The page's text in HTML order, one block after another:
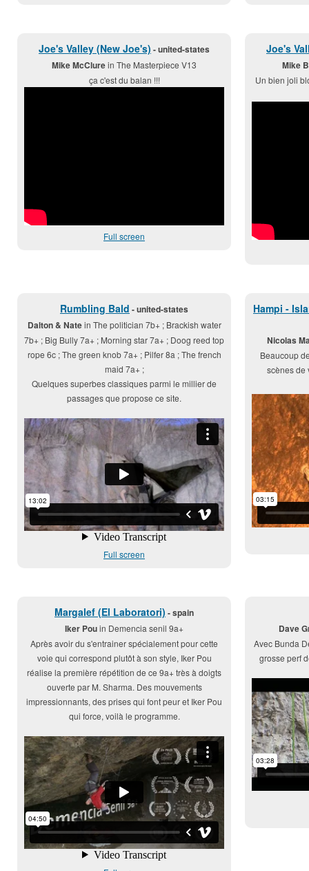
Joe's Valley (New Joe's) - united-states
Mike McClurein The Masterpiece V13
ça c'est du balan !!!
Full screen
Joe's
Mike
Un bien joli
Rumbling Bald - united-states
Dalton & Natein The politician 7b+ ; Brackish water
7b+ ; Big Bully 7a+ ; Morning star 7a+ ; Doog reed top
rope 6c ; The green knob 7a+ ; Pilfer 8a ; The french
maid 7a+ ;
Quelques superbes classiques parmi le millier de
passages que propose ce site.
Full screen
Hampi -
Nicolas
Beaucoup
scènes de
Margalef (El Laboratori) - spain
Iker Pouin Demencia senil 9a+
Après avoir du s'entrainer spécialement pour cette
voie qui correspond plutôt à son style, Iker Pou
réalise la première répétition de ce 9a+ très à doigts
ouverte par M. Sharma. Des mouvements
impressionnants, des prises qui font peur et Iker Pou
qui force, voilà le programme.
Dave
Avec Bunda
grosse perf